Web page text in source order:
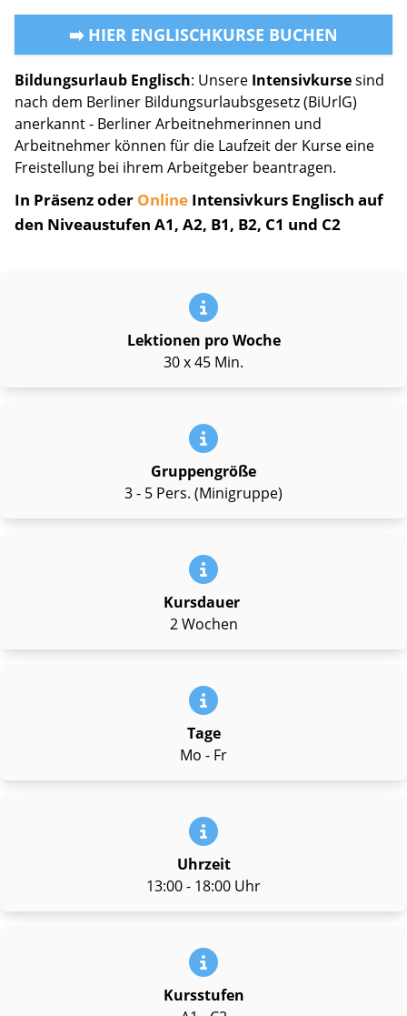
➡️ HIER ENGLISCHKURSE BUCHEN
Bildungsurlaub Englisch: Unsere Intensivkursesind
nach dem Berliner Bildungsurlaubsgesetz (BiUrlG)
anerkannt - Berliner Arbeitnehmerinnen und
Arbeitnehmer können für die Laufzeit der Kurse eine
Freistellung bei ihrem Arbeitgeber beantragen.
In Präsenz oder Online Intensivkurs Englisch auf
den Niveaustufen A1, A2, B1, B2, C1 und C2
Lektionen pro Woche
30 x 45 Min.
Gruppengröße
3 - 5 Pers. (Minigruppe)
Kursdauer
2 Wochen
Tage
Mo - Fr
Uhrzeit
13:00 - 18:00 Uhr
Kursstufen